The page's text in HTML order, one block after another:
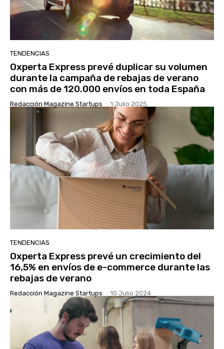
TENDENCIAS
Oxperta Express prevé duplicar su volumen
durante la campaña de rebajas de verano
con más de 120.000 envíos en toda España
Redacción Magazine Startups - 1 Julio 2025
TENDENCIAS
Oxperta Express prevé un crecimiento del
16,5% en envíos de e-commerce durante las
rebajas de verano
Redacción Magazine Startups - 10 Julio 2024